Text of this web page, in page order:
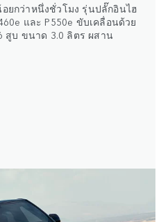
อยกว่าหนึ่งชั่วโมง รุ่นปลั๊กอินไฮ
และ P550e ขับเคลื่อนด้วย
สูบ ขนาด 3.0 ลิตร ผสาน